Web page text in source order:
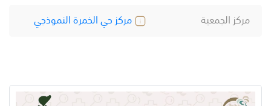
مركز الجمعية
مركز حي الخمرة النموذجي